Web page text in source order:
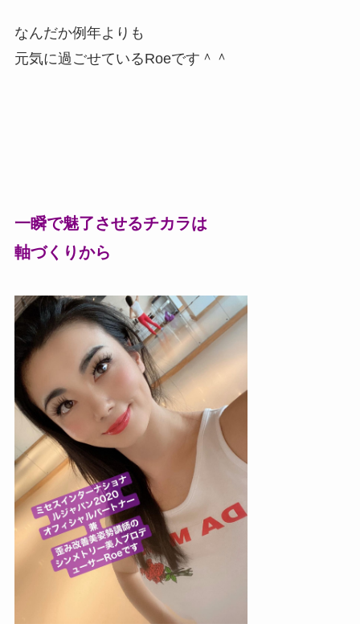
なんだか例年よりも
元気に過ごせているRoeです＾＾
一瞬で魅了させるチカラは
軸づくりから